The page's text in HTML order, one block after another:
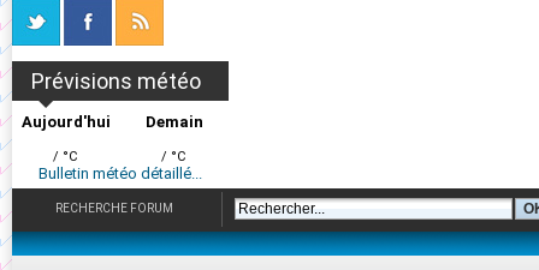
Prévisions météo
Aujourd'hui
/ °C
Demain
/ °C
Bulletin météo détaillé...
RECHERCHE FORUM